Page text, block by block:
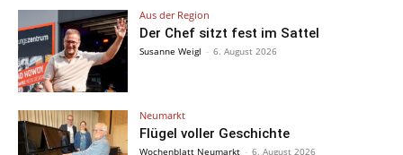
Aus der Region
Der Chef sitzt fest im Sattel
Susanne Weigl - 6. August 2026
Neumarkt
Flügel voller Geschichte
Wochenblatt Neumarkt - 6. August 2026